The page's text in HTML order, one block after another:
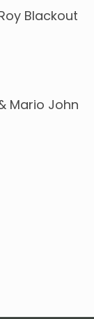
Blackout
Mario John